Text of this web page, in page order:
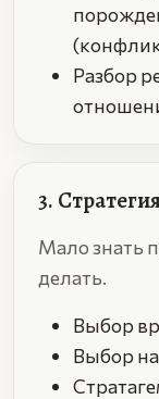
Разбор
3.
Мало знать
делать.
Выбор
Выбор